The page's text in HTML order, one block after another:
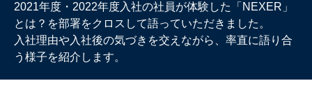
2021年度・2022年度入社の社員が体験した「NEXER」
とは？を部署をクロスして語っていただきました。
入社理由や入社後の気づきを交えながら、率直に語り合
う様子を紹介します。